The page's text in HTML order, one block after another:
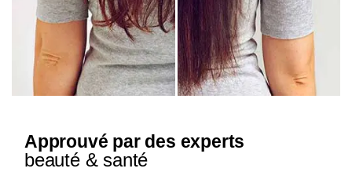
Approuvé par des experts
beauté & santé